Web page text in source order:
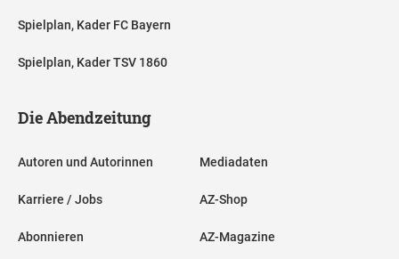
Spielplan, Kader FC Bayern
Spielplan, Kader TSV 1860
Die Abendzeitung
Autoren und Autorinnen
Karriere / Jobs
Abonnieren
Mediadaten
AZ-Shop
AZ-Magazine